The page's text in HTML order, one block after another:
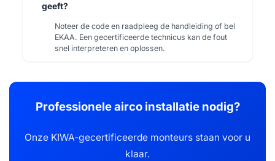
geeft?
Noteer de code en raadpleeg de handleiding of bel
EKAA. Een gecertificeerde technicus kan de fout
snel interpreteren en oplossen.
Professionele airco installatie nodig?
Onze KIWA-gecertificeerde monteurs staan voor u
klaar.